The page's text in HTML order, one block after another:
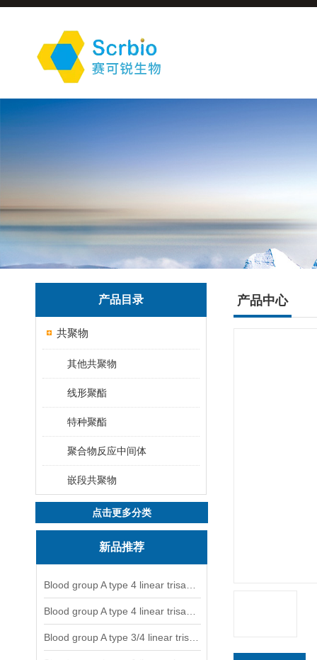
产品目录
共聚物
其他共聚物
线形聚酯
特种聚酯
聚合物反应中间体
嵌段共聚物
点击更多分类
新品推荐
产品中心